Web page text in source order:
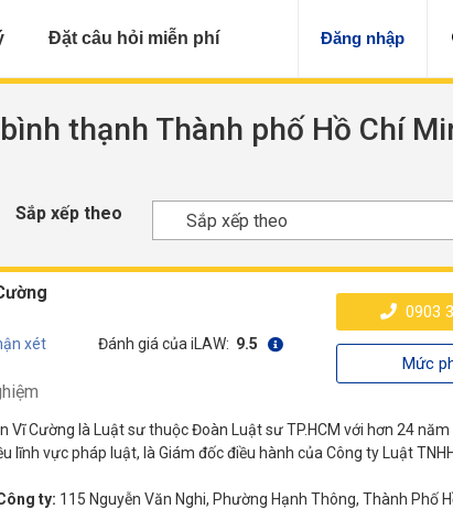
Đặt câu hỏi miễn phí Đăng nhập
thạnh Thành phố Hồ Chí
Sắp xếp theo Sắp xếp theo
xét
Đánh giá của iLAW: 9.5
0903
Mức
Vĩ Cường là Luật sư thuộc Đoàn Luật sư TP.HCM với hơn 24
lĩnh vực pháp luật, là Giám đốc điều hành của Công ty Luật
ty: 115 Nguyễn Văn Nghi, Phường Hạnh Thông, Thành Phố